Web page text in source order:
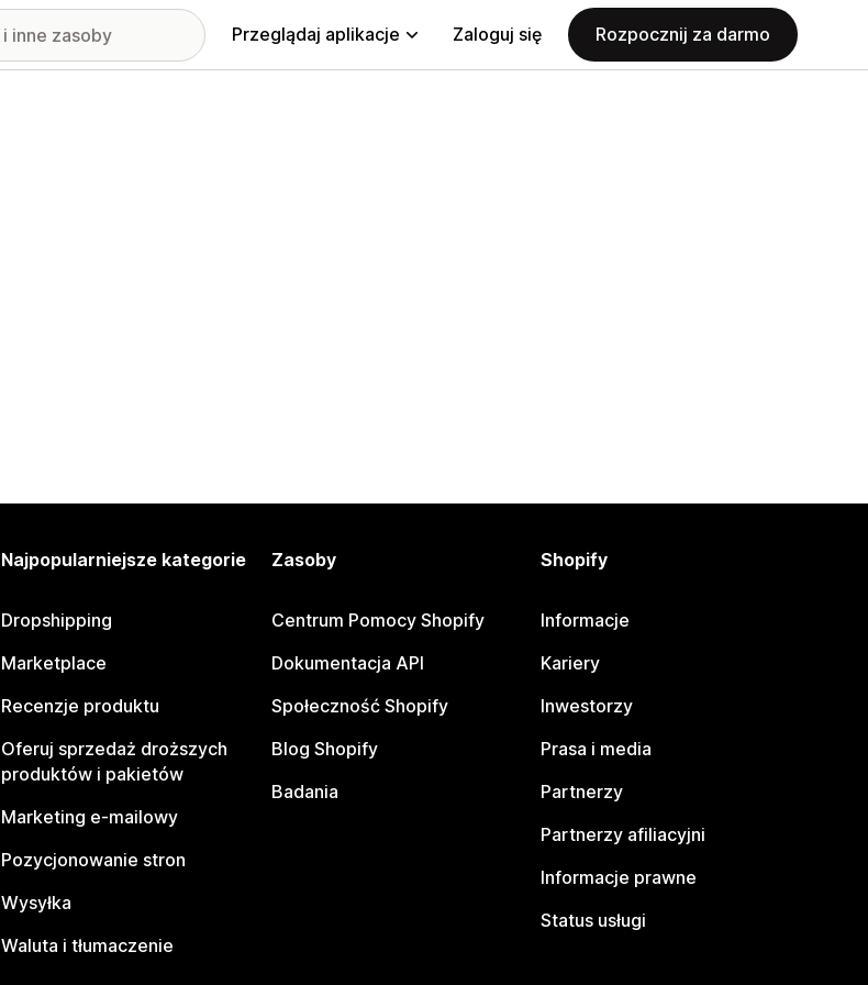
Przeglądaj aplikacje Zaloguj się Rozpocznij za darmo
Najpopularniejsze kategorie
Dropshipping
Marketplace
Recenzje produktu
Oferuj sprzedaż droższych
produktów i pakietów
Marketing e-mailowy
Pozycjonowanie stron
Wysyłka
Waluta i tłumaczenie
Zasoby
Centrum Pomocy Shopify
Dokumentacja API
Społeczność Shopify
Blog Shopify
Badania
Shopify
Informacje
Kariery
Inwestorzy
Prasa i media
Partnerzy
Partnerzy afiliacyjni
Informacje prawne
Status usługi